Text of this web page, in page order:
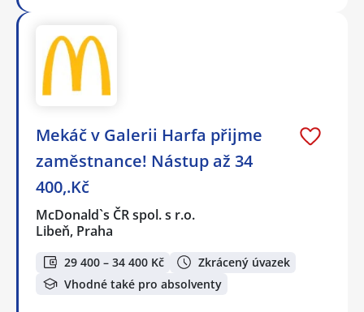
Mekáč v Galerii Harfa přijme
zaměstnance! Nástup až 34
400,.Kč
McDonald`s ČR spol. s r.o.
Libeň, Praha
29 400 – 34 400 Kč
Zkrácený úvazek
Vhodné také pro absolventy